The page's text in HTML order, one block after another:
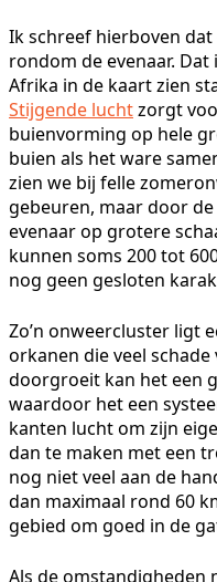
Ik schreef hierboven
rondom de evenaar.
Afrika in de kaart zien
Stijgende luchtzorgt
buienvorming op hele
buien als het ware
zien we bij felle
gebeuren, maar door
evenaar op grotere
kunnen soms 200 tot
nog geen gesloten
Zo’n onweercluster ligt
orkanen die veel
doorgroeit kan het een
waardoor het een
kanten lucht om zijn
dan te maken met een
nog niet veel aan de
dan maximaal rond 60
gebied om goed in de
Als de omstandigheden